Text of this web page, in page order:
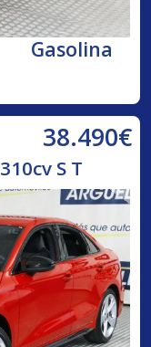
Gasolina
38.490€
S T